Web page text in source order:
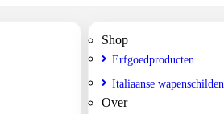
Shop
Erfgoedproducten
Italiaanse wapenschilden
Over